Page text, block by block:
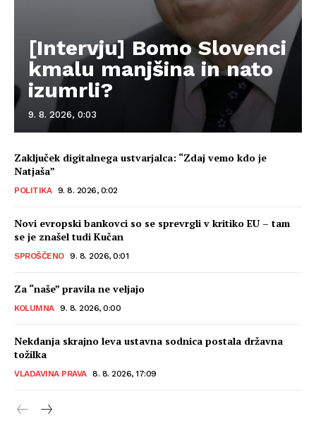
[Intervju] Bomo Slovenci
kmalu manjšina in nato
izumrli?
9. 8. 2026, 0:03
Zaključek digitalnega ustvarjalca: “Zdaj vemo kdo je
Natjaša”
POLITIKA 9. 8. 2026, 0:02
Novi evropski bankovci so se sprevrgli v kritiko EU – tam
se je znašel tudi Kučan
SPROŠČENO 9. 8. 2026, 0:01
Za “naše” pravila ne veljajo
KOLUMNA 9. 8. 2026, 0:00
Nekdanja skrajno leva ustavna sodnica postala državna
tožilka
VLADAVINA PRAVA 8. 8. 2026, 17:09